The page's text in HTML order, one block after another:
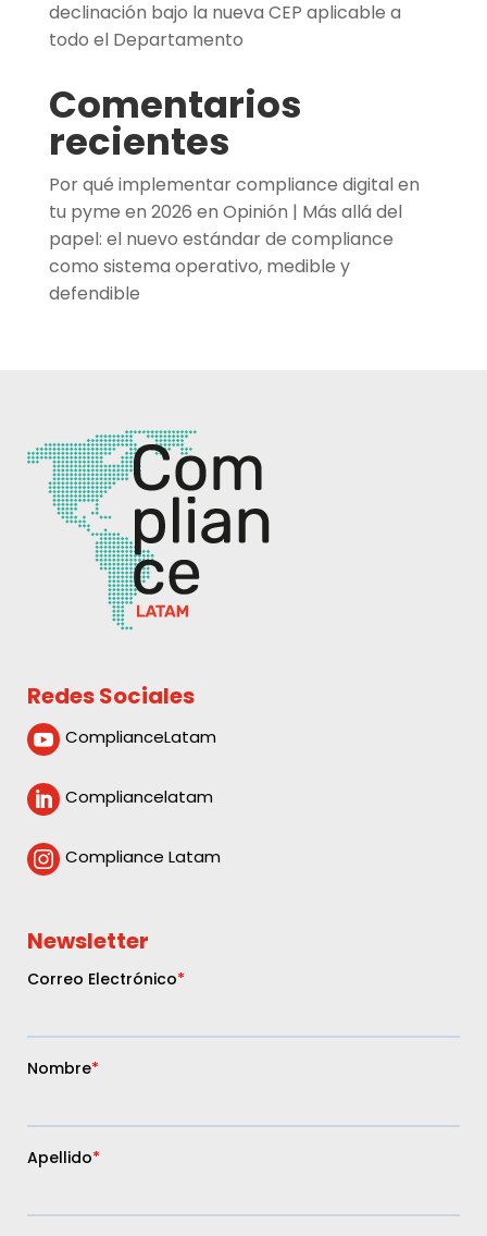
declinación bajo la nueva CEP aplicable a
todo el Departamento
Comentarios
recientes
Por qué implementar compliance digital en
tu pyme en 2026 en Opinión | Más allá del
papel: el nuevo estándar de compliance
como sistema operativo, medible y
defendible
Redes Sociales
 ComplianceLatam
 Compliancelatam
 Compliance Latam
Newsletter